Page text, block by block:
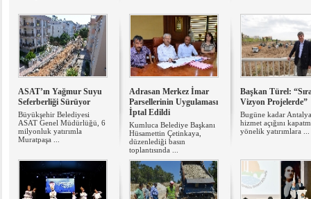
ASAT’ın Yağmur Suyu
Seferberliği Sürüyor
Büyükşehir Belediyesi
ASAT Genel Müdürlüğü, 6
milyonluk yatırımla
Muratpaşa ...
Adrasan Merkez İmar
Parsellerinin Uygulaması
İptal Edildi
Kumluca Belediye Başkanı
Hüsamettin Çetinkaya,
düzenlediği basın
toplantısında ...
Başkan Türel:
Vizyon Projelerde”
Bugüne kadar
hizmet açığını
yönelik yatırımlara ...